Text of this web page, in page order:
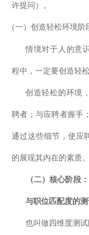
许提问）。
（一）创造轻松环境阶
情境对于人的意
程中，一定要创造轻
创造轻松的环境
聘者；与应聘者握手
通过这些细节，使应
的展现其内在的素质。
（二）核心阶段
与职位匹配度的
也叫做四维度测试